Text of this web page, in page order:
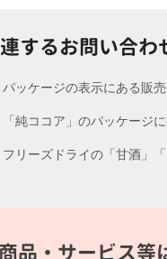
するお問い合わ
パッケージの表示にある販
「純ココア」のパッケージ
フリーズドライの「甘酒」
商品・サービス等